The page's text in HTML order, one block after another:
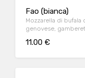
Fao (bianca)
Mozzarella di bufala
genovese,
11.00 €